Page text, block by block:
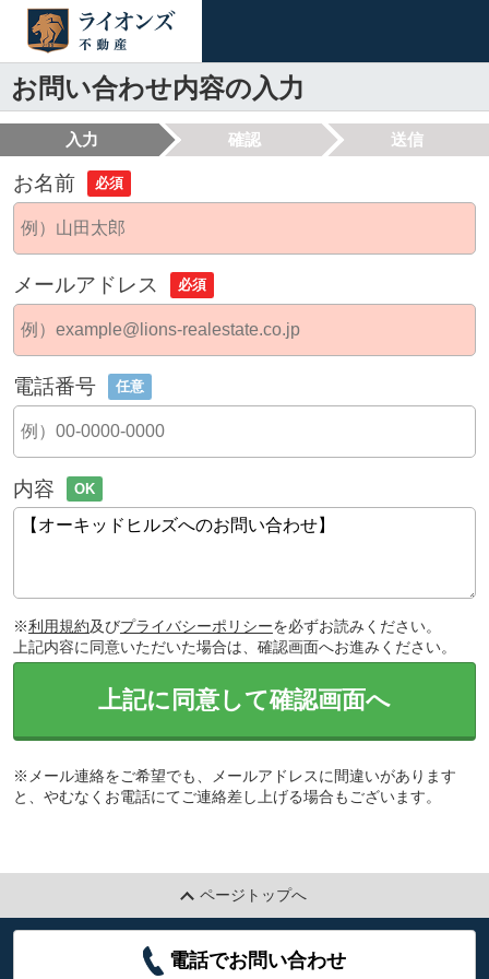
お問い合わせ内容の入力
入力 確認 送信
お名前 必須
メールアドレス 必須
電話番号 任意
内容 OK
※利用規約及びプライバシーポリシーを必ずお読みください。
上記内容に同意いただいた場合は、確認画面へお進みください。
上記に同意して確認画面へ
※メール連絡をご希望でも、メールアドレスに間違いがあります
と、やむなくお電話にてご連絡差し上げる場合もございます。
ページトップへ
電話でお問い合わせ